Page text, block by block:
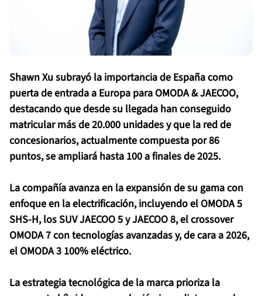
Shawn Xu subrayó la importancia de España como
puerta de entrada a Europa para OMODA & JAECOO,
destacando que desde su llegada han conseguido
matricular más de 20.000 unidades y que la red de
concesionarios, actualmente compuesta por 86
puntos, se ampliará hasta 100 a finales de 2025.
La compañía avanza en la expansión de su gama con
enfoque en la electrificación, incluyendo el OMODA 5
SHS-H, los SUV JAECOO 5 y JAECOO 8, el crossover
OMODA 7 con tecnologías avanzadas y, de cara a 2026,
el OMODA 3 100% eléctrico.
La estrategia tecnológica de la marca prioriza la